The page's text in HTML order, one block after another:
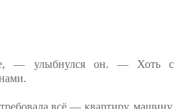
— улыбнулся он. — Хоть с
всё — квартиру, машину,